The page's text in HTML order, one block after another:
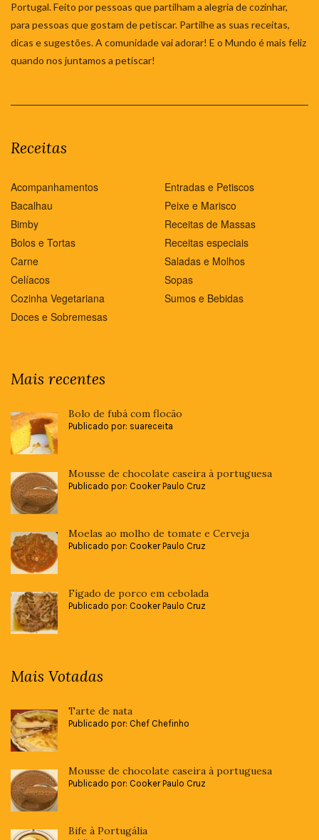
Portugal. Feito por pessoas que partilham a alegria de cozinhar,
para pessoas que gostam de petiscar. Partilhe as suas receitas,
dicas e sugestões. A comunidade vai adorar! E o Mundo é mais feliz
quando nos juntamos a petiscar!
Receitas
Acompanhamentos
Bacalhau
Bimby
Bolos e Tortas
Carne
Celíacos
Cozinha Vegetariana
Doces e Sobremesas
Entradas e Petiscos
Peixe e Marisco
Receitas de Massas
Receitas especiais
Saladas e Molhos
Sopas
Sumos e Bebidas
Mais recentes
Bolo de fubá com flocão
Publicado por: suareceita
Mousse de chocolate caseira à portuguesa
Publicado por: Cooker Paulo Cruz
Moelas ao molho de tomate e Cerveja
Publicado por: Cooker Paulo Cruz
Fígado de porco em cebolada
Publicado por: Cooker Paulo Cruz
Mais Votadas
Tarte de nata
Publicado por: Chef Chefinho
Mousse de chocolate caseira à portuguesa
Publicado por: Cooker Paulo Cruz
Bife à Portugália